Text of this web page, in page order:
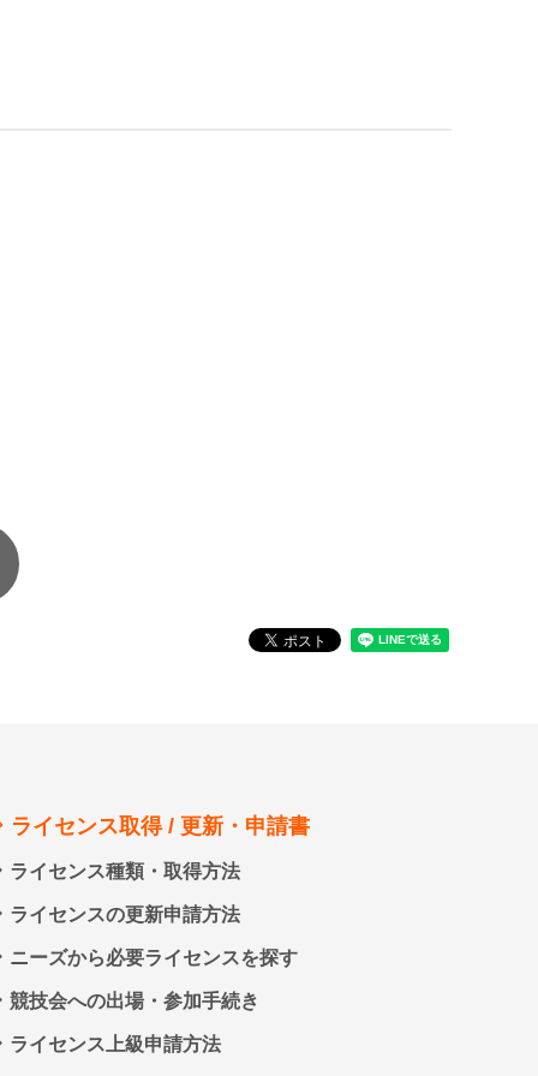
ライセンス取得 / 更新・申請書
ライセンス種類・取得方法
ライセンスの更新申請方法
ニーズから必要ライセンスを探す
競技会への出場・参加手続き
ライセンス上級申請方法